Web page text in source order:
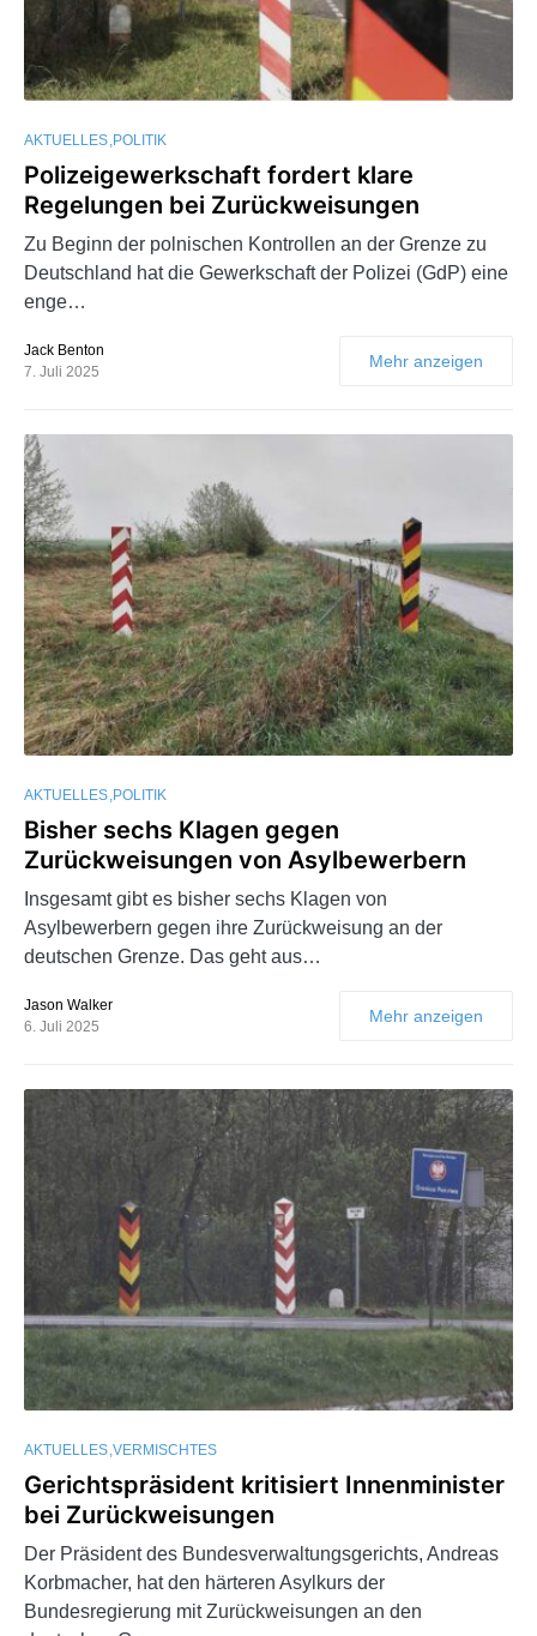
AKTUELLES POLITIK
Polizeigewerkschaft fordert klare
Regelungen bei Zurückweisungen
Zu Beginn der polnischen Kontrollen an der Grenze zu
Deutschland hat die Gewerkschaft der Polizei (GdP) eine
enge…
Jack Benton
7. Juli 2025
Mehr anzeigen
AKTUELLES POLITIK
Bisher sechs Klagen gegen
Zurückweisungen von Asylbewerbern
Insgesamt gibt es bisher sechs Klagen von
Asylbewerbern gegen ihre Zurückweisung an der
deutschen Grenze. Das geht aus…
Jason Walker
6. Juli 2025
Mehr anzeigen
AKTUELLES VERMISCHTES
Gerichtspräsident kritisiert Innenminister
bei Zurückweisungen
Der Präsident des Bundesverwaltungsgerichts, Andreas
Korbmacher, hat den härteren Asylkurs der
Bundesregierung mit Zurückweisungen an den